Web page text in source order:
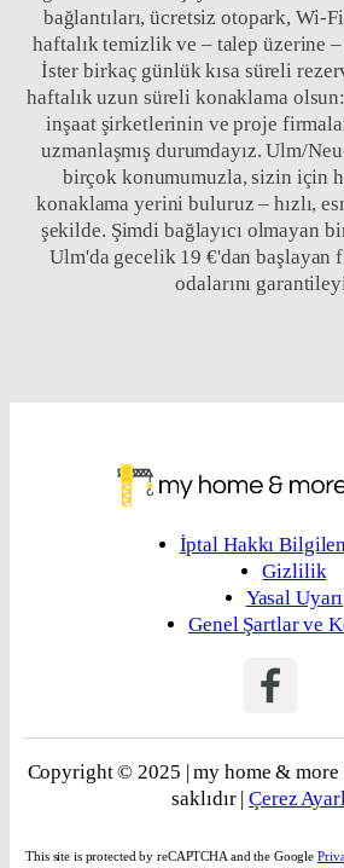
bağlantıları, ücretsiz otopark, Wi-
haftalık temizlik ve – talep üzerine
İster birkaç günlük kısa süreli
haftalık uzun süreli konaklama
inşaat şirketlerinin ve proje
uzmanlaşmış durumdayız. Ulm/
birçok konumumuzla, sizin için
konaklama yerini buluruz – hızlı,
şekilde. Şimdi bağlayıcı olmayan
Ulm'da gecelik 19 €'dan başlayan
odalarını
İptal Hakkı
Gizlilik
Yasal Uyarı
Genel Şartlar ve
Copyright © 2025 | my home & more
saklıdır |Çerez
This site is protected by reCAPTCHA and the Google